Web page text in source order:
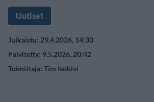
Uutiset
Julkaistu: 29.4.2026, 14:30
Päivitetty: 9.5.2026, 20:42
Toimittaja: Tim Isokivi